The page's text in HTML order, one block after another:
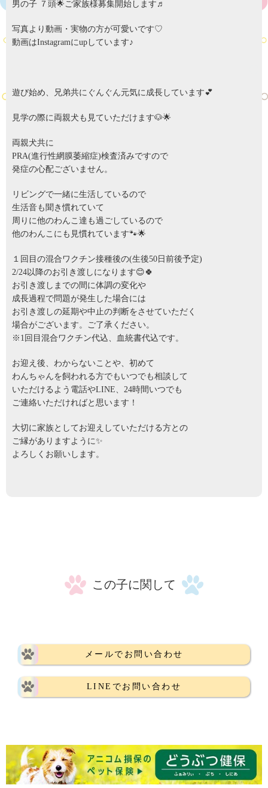
男の子 ７頭🌟ご家族様募集開始します♬
写真より動画・実物の方が可愛いです♡
動画はInstagramにupしています♪
遊び始め、兄弟共にぐんぐん元気に成長しています💕
見学の際に両親犬も見ていただけます🐶🌟
両親犬共に
PRA(進行性網膜萎縮症)検査済みですので
発症の心配ございません。
リビングで一緒に生活しているので
生活音も聞き慣れていて
周りに他のわんこ達も過ごしているので
他のわんこにも見慣れています🐾🌟
１回目の混合ワクチン接種後の(生後50日前後予定)
2/24以降のお引き渡しになります😊🍀
お引き渡しまでの間に体調の変化や
成長過程で問題が発生した場合には
お引き渡しの延期や中止の判断をさせていただく
場合がございます。ご了承ください。
※1回目混合ワクチン代込、血統書代込です。
お迎え後、わからないことや、初めて
わんちゃんを飼われる方でもいつでも相談して
いただけるよう電話やLINE、24時間いつでも
ご連絡いただければと思います！
大切に家族としてお迎えしていただける方との
ご縁がありますように✨
よろしくお願いします。
この子に関して
メールでお問い合わせ
LINEでお問い合わせ